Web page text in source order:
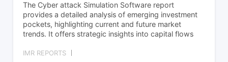
The Cyber attack Simulation Software report
provides a detailed analysis of emerging investment
pockets, highlighting current and future market
trends. It offers strategic insights into capital flows
IMR REPORTS